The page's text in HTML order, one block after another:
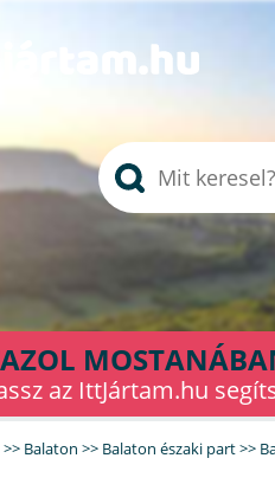
az IttJártam.hu
>> Balaton >> Balaton északi part>>